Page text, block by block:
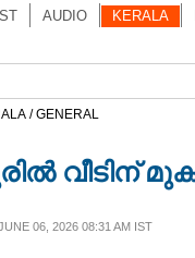
AUDIO KERALA
/GENERAL
വീടിന്
06, 2026 08:31 AM IST